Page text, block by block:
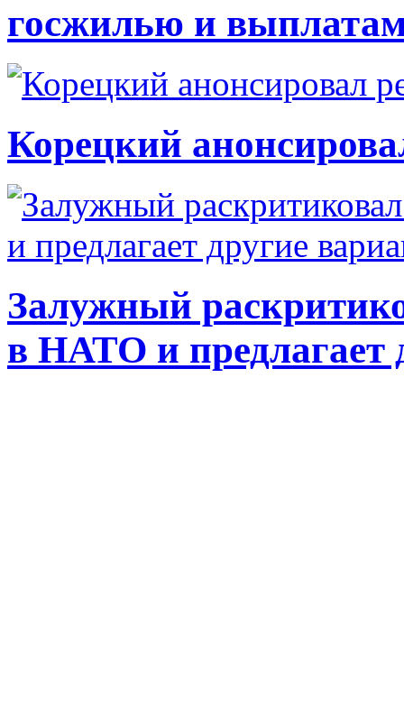
госжилью и
Корецкий
Залужный
в НАТО и предлагает